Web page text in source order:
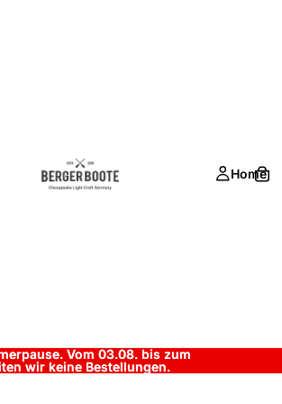
Home
Vom 03.08. bis zum
wir keine Bestellungen.
Vom 03.08. bis zum
wir keine Bestellungen.